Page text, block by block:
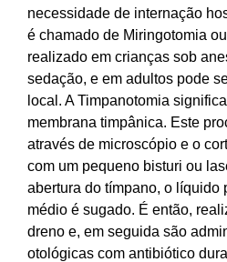
necessidade de internação
é chamado de Miringotomia
realizado em crianças sob
sedação, e em adultos pode
local. A Timpanotomia
membrana timpânica. Este
através de microscópio e o
com um pequeno bisturi ou
abertura do tímpano, o líquido
médio é sugado. É então,
dreno e, em seguida são
otológicas com antibiótico